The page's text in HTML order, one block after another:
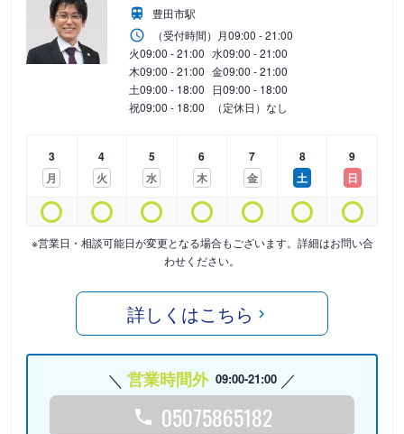
豊田市駅
（受付時間） 月09:00 - 21:00
火09:00 - 21:00 水09:00 - 21:00
木09:00 - 21:00 金09:00 - 21:00
土09:00 - 18:00 日09:00 - 18:00
祝09:00 - 18:00 （定休日）なし
3
月
4
火
5
水
6
木
7
金
8
土
9
日
※営業日・相談可能日が変更となる場合もございます。詳細はお問い合
わせください。
詳しくはこちら
営業時間外 09:00-21:00
05075865182